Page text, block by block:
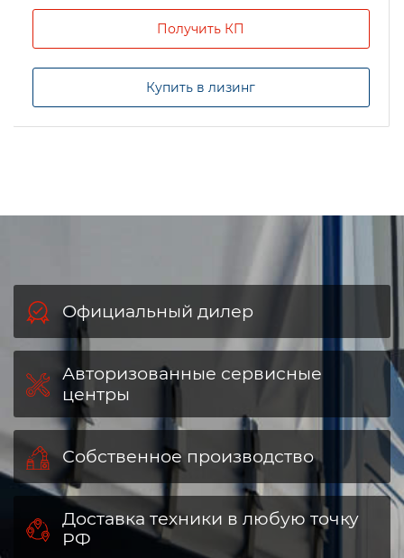
Получить КП
Купить в лизинг
Официальный дилер
Авторизованные сервисные
центры
Собственное производство
Доставка техники в любую точку
РФ